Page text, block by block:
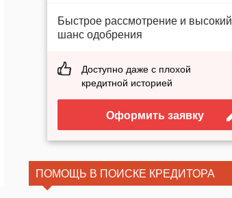
Быстрое рассмотрение и высокий
шанс одобрения
Доступно даже с плохой
кредитной историей
Оформить заявку
ПОМОЩЬ В ПОИСКЕ КРЕДИТОРА